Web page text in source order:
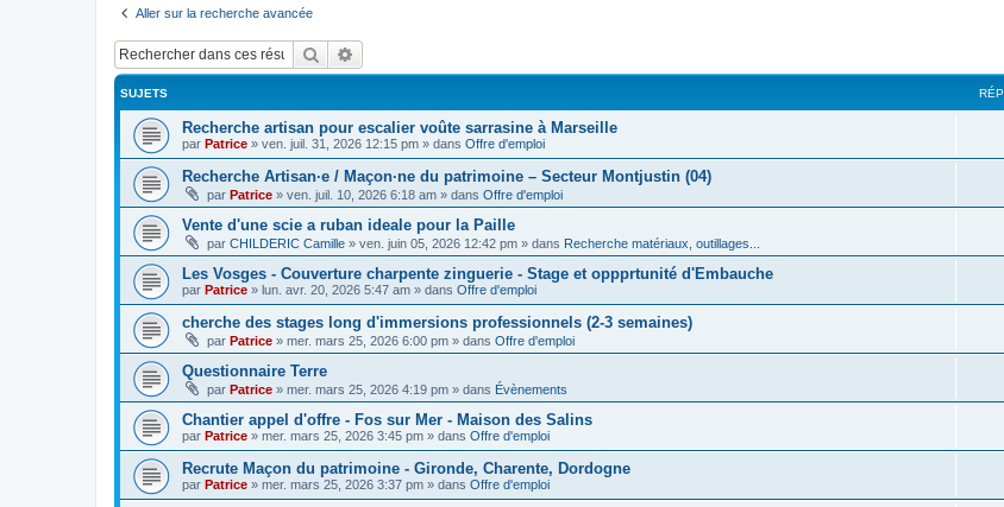
Aller sur la recherche avancée
Rechercher
SUJETS
Recherche artisan pour escalier voûte sarrasine à Marseille
par Patrice » ven. juil. 31, 2026 12:15 pm » dans Offre d'emploi
Recherche Artisan·e / Maçon·ne du patrimoine – Secteur Montjustin (04)
par Patrice » ven. juil. 10, 2026 6:18 am » dans Offre d'emploi
Vente d'une scie a ruban ideale pour la Paille
par CHILDERIC Camille » ven. juin 05, 2026 12:42 pm » dans Recherche matériaux, outillages...
Les Vosges - Couverture charpente zinguerie - Stage et oppprtunité d'Embauche
par Patrice » lun. avr. 20, 2026 5:47 am » dans Offre d'emploi
cherche des stages long d'immersions professionnels (2-3 semaines)
par Patrice » mer. mars 25, 2026 6:00 pm » dans Offre d'emploi
Questionnaire Terre
par Patrice » mer. mars 25, 2026 4:19 pm » dans Évènements
Chantier appel d'offre - Fos sur Mer - Maison des Salins
par Patrice » mer. mars 25, 2026 3:45 pm » dans Offre d'emploi
Recrute Maçon du patrimoine - Gironde, Charente, Dordogne
par Patrice » mer. mars 25, 2026 3:37 pm » dans Offre d'emploi